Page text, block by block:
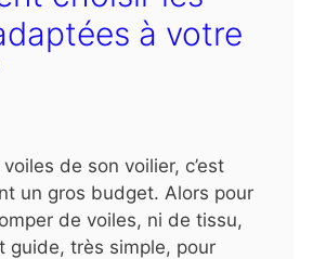
à votre
de son voilier, c’est
un gros budget. Alors pour
de voiles, ni de tissu,
guide, très simple, pour